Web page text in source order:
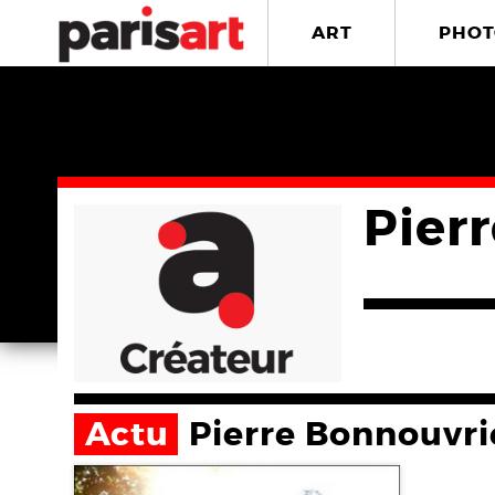
ART
Actu Pierre